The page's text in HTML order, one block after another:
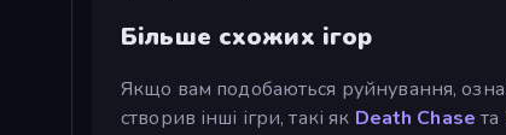
Більше схожих ігор
Якщо вам подобаються руйнування,
створив інші ігри, такі як Death Chase та